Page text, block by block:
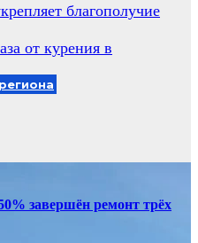
благополучие
от курения в
завершён ремонт трёх